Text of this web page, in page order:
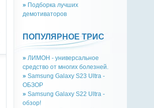
» Подборка лучших
демотиваторов
ПОПУЛЯРНОЕ ТРИС
» ЛИМОН - универсальное
средство от многих болезней.
» Samsung Galaxy S23 Ultra -
ОБЗОР
» Samsung Galaxy S22 Ultra -
обзор!